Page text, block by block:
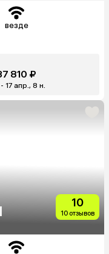
везде
810 ₽
17 апр., 8 н.
10
10 отзывов